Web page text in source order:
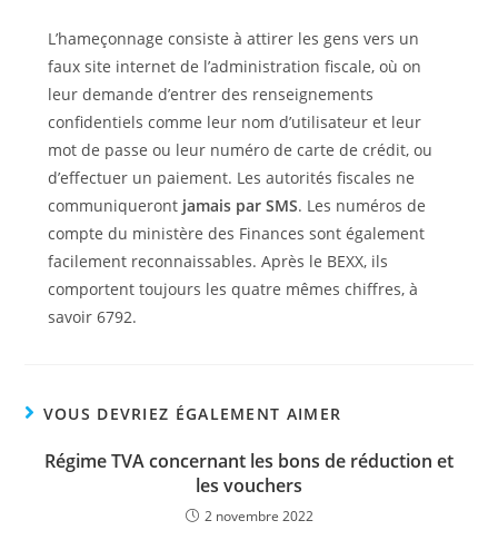
L’hameçonnage consiste à attirer les gens vers un
faux site internet de l’administration fiscale, où on
leur demande d’entrer des renseignements
confidentiels comme leur nom d’utilisateur et leur
mot de passe ou leur numéro de carte de crédit, ou
d’effectuer un paiement. Les autorités fiscales ne
communiqueront jamais par SMS. Les numéros de
compte du ministère des Finances sont également
facilement reconnaissables. Après le BEXX, ils
comportent toujours les quatre mêmes chiffres, à
savoir 6792.
VOUS DEVRIEZ ÉGALEMENT AIMER
Régime TVA concernant les bons de réduction et
les vouchers
2 novembre 2022